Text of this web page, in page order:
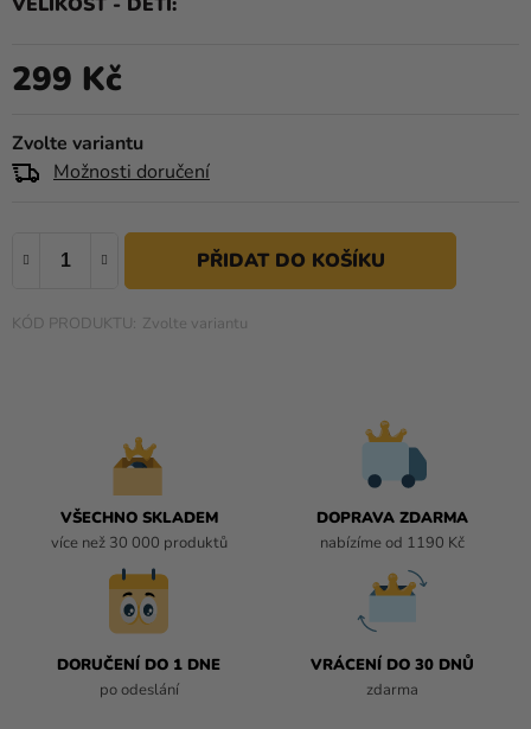
produkty
Výprodej
Naše
0,0
5
hvězdiček.
Zvolte variantu
Možnosti doručení
299 Kč
Zvolte variantu
VŠECHNO SKLADEM
více než 30 000 produktů
DOPRAVA ZDARMA
nabízíme od 1190 Kč
DORUČENÍ DO 1 DNE
po odeslání
VRÁCENÍ DO 30 DNŮ
zdarma